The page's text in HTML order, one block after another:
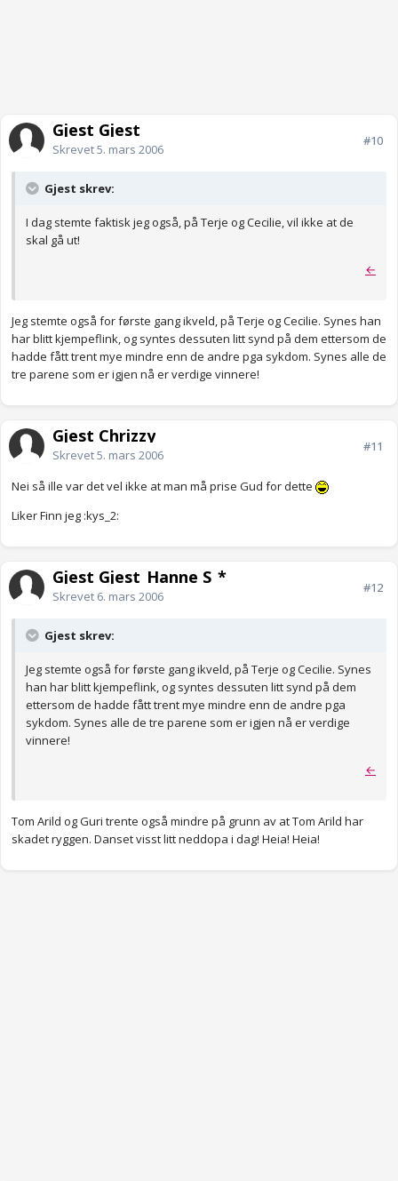
Gjest Gjest
Skrevet5. mars 2006
#10
Gjest skrev:
I dag stemte faktisk jeg også, på Terje og Cecilie, vil ikke at de
skal gå ut!
←
Jeg stemte også for første gang ikveld, på Terje og Cecilie. Synes han
har blitt kjempeflink, og syntes dessuten litt synd på dem ettersom de
hadde fått trent mye mindre enn de andre pga sykdom. Synes alle de
tre parene som er igjen nå er verdige vinnere!
Gjest Chrizzy
Skrevet5. mars 2006
#11
Nei så ille var det vel ikke at man må prise Gud for dette
Liker Finn jeg :kys_2:
Gjest Gjest_Hanne S_*
Skrevet 6. mars 2006
#12
Gjest skrev:
Jeg stemte også for første gang ikveld, på Terje og Cecilie. Synes
han har blitt kjempeflink, og syntes dessuten litt synd på dem
ettersom de hadde fått trent mye mindre enn de andre pga
sykdom. Synes alle de tre parene som er igjen nå er verdige
vinnere!
←
Tom Arild og Guri trente også mindre på grunn av at Tom Arild har
skadet ryggen. Danset visst litt neddopa i dag! Heia! Heia!